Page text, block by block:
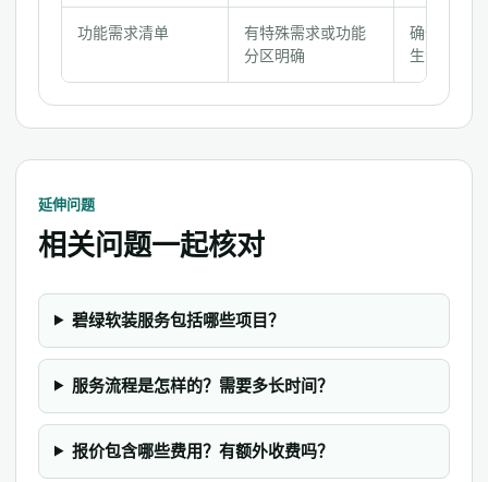
功能需求清单
有特殊需求或功能
分区明确
确保方案
生活
延伸问题
相关问题一起核对
碧绿软装服务包括哪些项目？
服务流程是怎样的？需要多长时间？
报价包含哪些费用？有额外收费吗？